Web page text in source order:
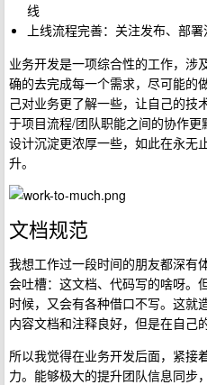
线
上线流程完善：关注发布、部
业务开发是一项综合性的工作，涉
确的去完成每一个需求，尽可能的
己对业务更了解一些，让自己的技
于项目流程/团队职能之间的协作
设计沉淀更浓厚一些，如此在永无
升。
文档规范
我想工作过一段时间的朋友都深有
会吐槽：这文档、代码写的啥呀。
时候，又会有各种借口不写。这就
内容文档和注释良好，但是在自己
所以我觉得在业务开发后面，紧接
力。能够极大的提升团队信息同步